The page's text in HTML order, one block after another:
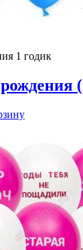
1 годик